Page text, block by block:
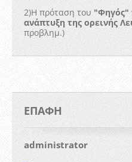
2)Η πρόταση του "Φηγός"
ανάπτυξη της ορεινής
προβλημ.)
ΕΠΑΦΉ
administrator